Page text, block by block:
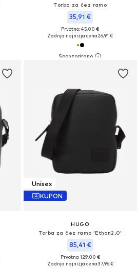
Torba za čez ramo
35,91 €
Prvotno: 45,00 €
Zadnja najnižja cena26,91 €
Unisex
KUPON
HUGO
Torba za čez ramo 'Ethon2.0'
85,41 €
Prvotno: 129,00 €
Zadnja najnižja cena37,96 €